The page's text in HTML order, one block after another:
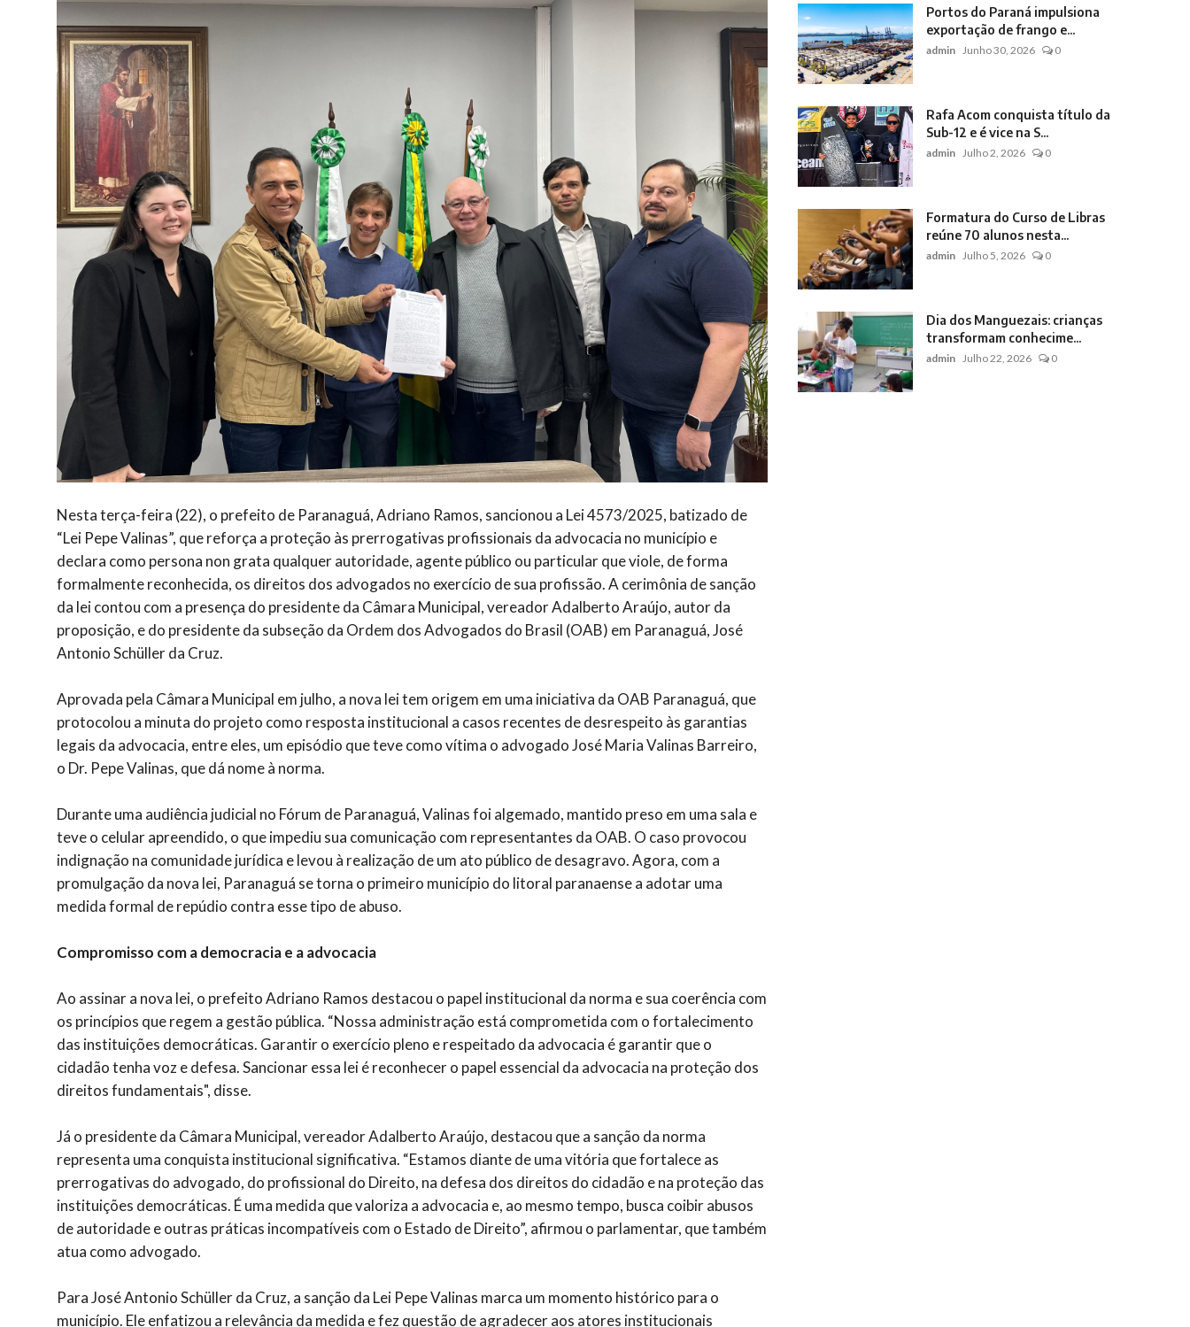
Nesta terça-feira (22), o prefeito de Paranaguá, Adriano Ramos, sancionou a Lei 4573/2025, batizado de
“Lei Pepe Valinas”, que reforça a proteção às prerrogativas profissionais da advocacia no município e
declara como persona non grata qualquer autoridade, agente público ou particular que viole, de forma
formalmente reconhecida, os direitos dos advogados no exercício de sua profissão. A cerimônia de sanção
da lei contou com a presença do presidente da Câmara Municipal, vereador Adalberto Araújo, autor da
proposição, e do presidente da subseção da Ordem dos Advogados do Brasil (OAB) em Paranaguá, José
Antonio Schüller da Cruz.
Aprovada pela Câmara Municipal em julho, a nova lei tem origem em uma iniciativa da OAB Paranaguá, que
protocolou a minuta do projeto como resposta institucional a casos recentes de desrespeito às garantias
legais da advocacia, entre eles, um episódio que teve como vítima o advogado José Maria Valinas Barreiro,
o Dr. Pepe Valinas, que dá nome à norma.
Durante uma audiência judicial no Fórum de Paranaguá, Valinas foi algemado, mantido preso em uma sala e
teve o celular apreendido, o que impediu sua comunicação com representantes da OAB. O caso provocou
indignação na comunidade jurídica e levou à realização de um ato público de desagravo. Agora, com a
promulgação da nova lei, Paranaguá se torna o primeiro município do litoral paranaense a adotar uma
medida formal de repúdio contra esse tipo de abuso.
Compromisso com a democracia e a advocacia
Ao assinar a nova lei, o prefeito Adriano Ramos destacou o papel institucional da norma e sua coerência com
os princípios que regem a gestão pública. “Nossa administração está comprometida com o fortalecimento
das instituições democráticas. Garantir o exercício pleno e respeitado da advocacia é garantir que o
cidadão tenha voz e defesa. Sancionar essa lei é reconhecer o papel essencial da advocacia na proteção dos
direitos fundamentais", disse.
Já o presidente da Câmara Municipal, vereador Adalberto Araújo, destacou que a sanção da norma
representa uma conquista institucional significativa. “Estamos diante de uma vitória que fortalece as
prerrogativas do advogado, do profissional do Direito, na defesa dos direitos do cidadão e na proteção das
instituições democráticas. É uma medida que valoriza a advocacia e, ao mesmo tempo, busca coibir abusos
de autoridade e outras práticas incompatíveis com o Estado de Direito”, afirmou o parlamentar, que também
atua como advogado.
Para José Antonio Schüller da Cruz, a sanção da Lei Pepe Valinas marca um momento histórico para o
município. Ele enfatizou a relevância da medida e fez questão de agradecer aos atores institucionais
Portos do Paraná impulsiona
exportação de frango e...
admin Junho 30, 2026 0
Rafa Acom conquista título da
Sub-12 e é vice na S...
admin Julho 2, 2026 0
Formatura do Curso de Libras
reúne 70 alunos nesta...
admin Julho 5, 2026 0
Dia dos Manguezais: crianças
transformam conhecime...
admin Julho 22, 2026 0